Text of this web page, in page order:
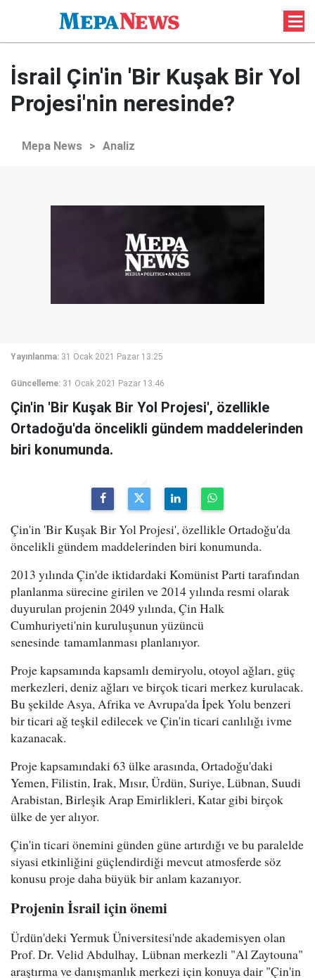
İsrail Çin'in 'Bir Kuşak Bir Yol
Projesi'nin neresinde?
Mepa News > Analiz
Yayınlanma: 31 Ocak 2021 Pazar 13:25
Güncelleme: 31 Ocak 2021 Pazar 13:46
Çin'in 'Bir Kuşak Bir Yol Projesi', özellikle
Ortadoğu'da öncelikli gündem maddelerinden
biri konumunda.
Çin'in 'Bir Kuşak Bir Yol Projesi', özellikle Ortadoğu'da
öncelikli gündem maddelerinden biri konumunda.
2013 yılında Çin'de iktidardaki Komünist Parti tarafından
planlanma sürecine girilen ve 2014 yılında resmi olarak
duyurulan projenin 2049 yılında, Çin Halk
Cumhuriyeti'nin kuruluşunun yüzüncü
senesinde tamamlanması planlanıyor.
Proje kapsamında kapsamlı demiryolu, otoyol ağları, güç
merkezleri, deniz ağları ve birçok ticari merkez kurulacak.
Bu şekilde Asya, Afrika ve Avrupa'da İpek Yolu benzeri
bir ticari ağ teşkil edilecek ve Çin'in ticari canlılığı ivme
kazanacak.
Proje kapsamındaki 63 ülke arasında, Ortadoğu'daki
Yemen, Filistin, Irak, Mısır, Ürdün, Suriye, Lübnan, Suudi
Arabistan, Birleşik Arap Emirlikleri, Katar gibi birçok
ülke de yer alıyor.
Çin'in ticari önemini günden güne artırdığı ve bu paralelde
siyasi etkinliğini güçlendirdiği mevcut atmosferde söz
konusu proje daha büyük bir anlam kazanıyor.
Projenin İsrail için önemi
Ürdün'deki Yermuk Üniversitesi'nde akademisyen olan
Prof. Dr. Velid Abdulhay, Lübnan merkezli "Al Zaytouna"
araştırma ve danışmanlık merkezi için konuya dair "Çin'in